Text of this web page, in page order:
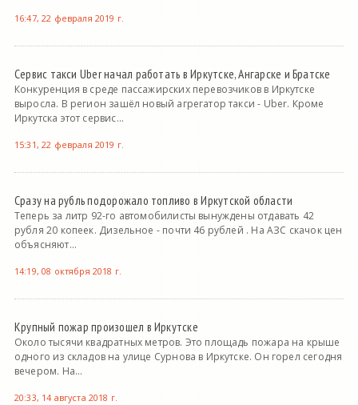
16:47, 22 февраля 2019 г.
Сервис такси Uber начал работать в Иркутске, Ангарске и Братске
Конкуренция в среде пассажирских перевозчиков в Иркутске
выросла. В регион зашёл новый агрегатор такси - Uber. Кроме
Иркутска этот сервис...
15:31, 22 февраля 2019 г.
Сразу на рубль подорожало топливо в Иркутской области
Теперь за литр 92-го автомобилисты вынуждены отдавать 42
рубля 20 копеек. Дизельное - почти 46 рублей . На АЗС скачок цен
объясняют...
14:19, 08 октября 2018 г.
Крупный пожар произошел в Иркутске
Около тысячи квадратных метров. Это площадь пожара на крыше
одного из складов на улице Сурнова в Иркутске. Он горел сегодня
вечером. На...
20:33, 14 августа 2018 г.